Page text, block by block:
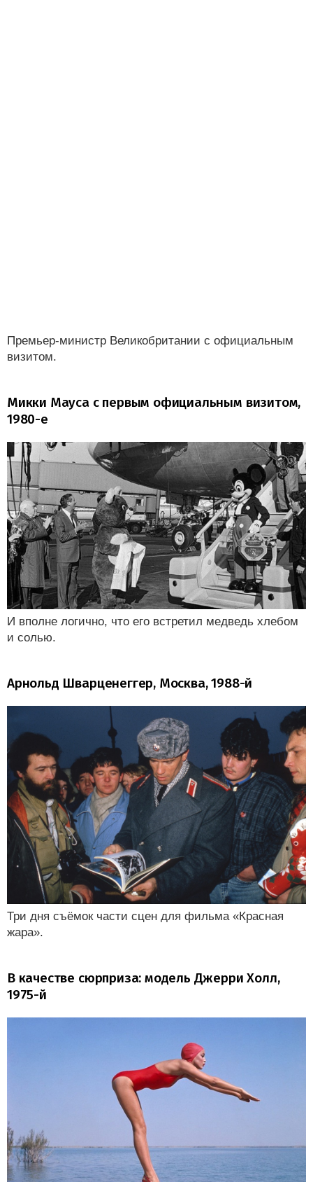
Премьер-министр Великобритании с официальным
визитом.
Микки Мауса с первым официальным визитом,
1980-е
И вполне логично, что его встретил медведь хлебом
и солью.
Арнольд Шварценеггер, Москва, 1988-й
Три дня съёмок части сцен для фильма «Красная
жара».
В качестве сюрприза: модель Джерри Холл,
1975-й